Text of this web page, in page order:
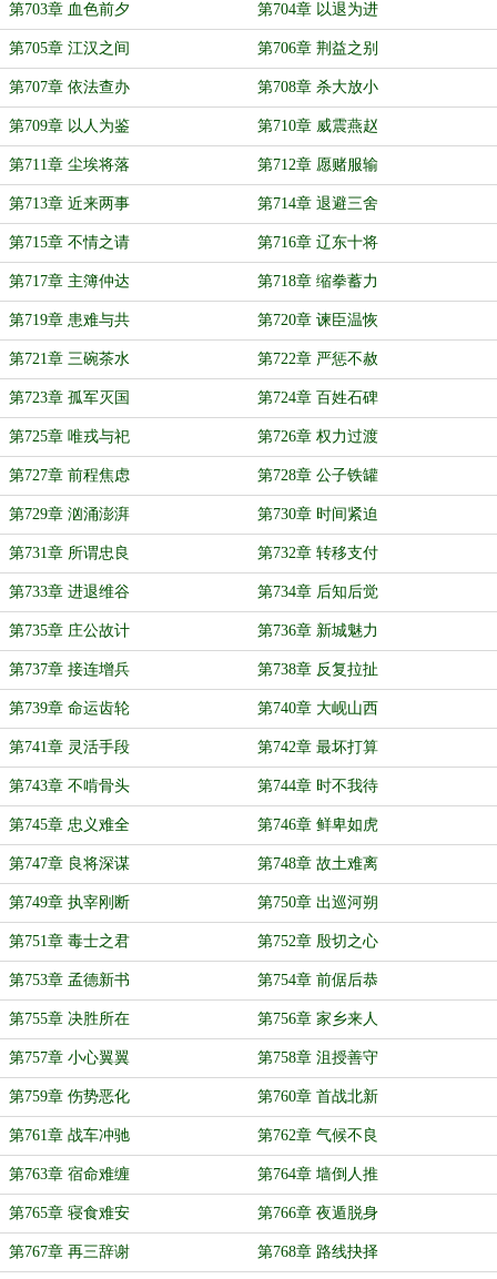
第703章 血色前夕 第704章 以退为进
第705章 江汉之间 第706章 荆益之别
第707章 依法查办 第708章 杀大放小
第709章 以人为鉴 第710章 威震燕赵
第711章 尘埃将落 第712章 愿赌服输
第713章 近来两事 第714章 退避三舍
第715章 不情之请 第716章 辽东十将
第717章 主簿仲达 第718章 缩拳蓄力
第719章 患难与共 第720章 谏臣温恢
第721章 三碗茶水 第722章 严惩不赦
第723章 孤军灭国 第724章 百姓石碑
第725章 唯戎与祀 第726章 权力过渡
第727章 前程焦虑 第728章 公子铁罐
第729章 汹涌澎湃 第730章 时间紧迫
第731章 所谓忠良 第732章 转移支付
第733章 进退维谷 第734章 后知后觉
第735章 庄公故计 第736章 新城魅力
第737章 接连增兵 第738章 反复拉扯
第739章 命运齿轮 第740章 大岘山西
第741章 灵活手段 第742章 最坏打算
第743章 不啃骨头 第744章 时不我待
第745章 忠义难全 第746章 鲜卑如虎
第747章 良将深谋 第748章 故土难离
第749章 执宰刚断 第750章 出巡河朔
第751章 毒士之君 第752章 殷切之心
第753章 孟德新书 第754章 前倨后恭
第755章 决胜所在 第756章 家乡来人
第757章 小心翼翼 第758章 沮授善守
第759章 伤势恶化 第760章 首战北新
第761章 战车冲驰 第762章 气候不良
第763章 宿命难缠 第764章 墙倒人推
第765章 寝食难安 第766章 夜遁脱身
第767章 再三辞谢 第768章 路线抉择